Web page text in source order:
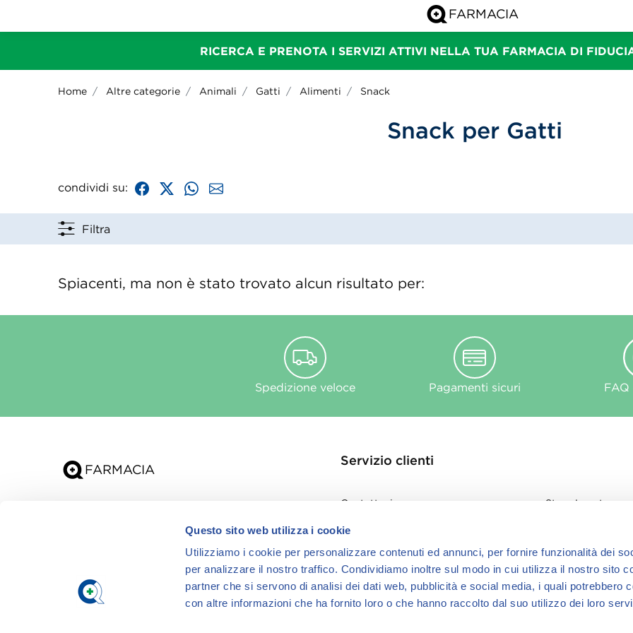
Questo sito web utilizza i cookie
Utilizziamo i cookie per personalizzare contenuti ed annunci, per fornire funzionalità dei
per analizzare il nostro traffico. Condividiamo inoltre sul modo in cui utilizza il nostro sito
partner che si servono di analisi dei dati web, pubblicità e social media, i quali potrebbero
con altre informazioni che ha fornito loro o che hanno raccolto dal suo utilizzo dei loro
RICERCA E PRENOTA I SERVIZI ATTIVI NELLA TUA FARMACIA DI
Home Altre categorie Animali Gatti Alimenti Snack
Snack per Gatti
condividi su:
Filtra
Spiacenti, ma non è stato trovato alcun risultato per:
Spedizione veloce Pagamenti sicuri FAQ
Servizio clienti
Contattaci
Store Locator